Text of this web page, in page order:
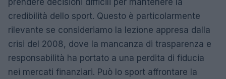
credibilità dello sport. Questo è particolarmente
rilevante se consideriamo la lezione appresa dalla
crisi del 2008, dove la mancanza di trasparenza e
responsabilità ha portato a una perdita di fiducia
nei mercati finanziari. Può lo sport affrontare la